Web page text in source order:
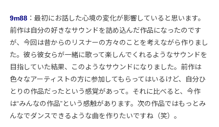
9m88 ：最初にお話した心境の変化が影響していると思います。
前作は自分の好きなサウンドを詰め込んだ作品になったのです
が、今回は昔からのリスナーの方々のことを考えながら作りまし
た。彼ら彼女らが一緒に歌って楽しんでくれるようなサウンドを
目指していた結果、このようなサウンドになりました。前作は
色々なアーティストの方に参加してもらってはいるけど、自分ひ
とりの作品だったという感覚があって。それに比べると、今作
は“みんなの作品”という感触があります。次の作品ではもっとみ
んなでダンスできるような曲を作りたいですね（笑）。